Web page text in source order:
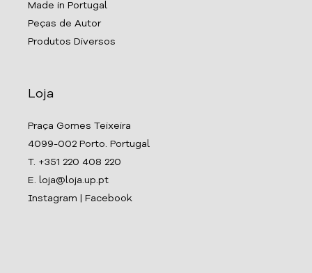
Made in Portugal
Peças de Autor
Produtos Diversos
Loja
Praça Gomes Teixeira
4099-002 Porto. Portugal
T. +351 220 408 220
E. loja@loja.up.pt
Instagram
Facebook